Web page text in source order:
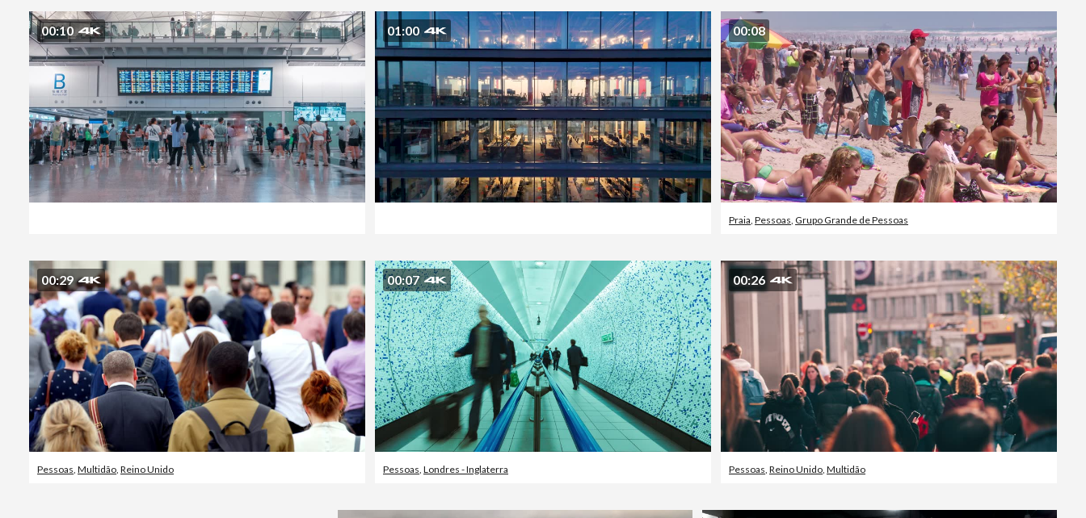
00:10 01:00 00:08
Praia, Pessoas, Grupo Grande de Pessoas
00:29
Pessoas, Multidão, Reino Unido
00:07
Pessoas, Londres - Inglaterra
00:26
Pessoas, Reino Unido, Multidão